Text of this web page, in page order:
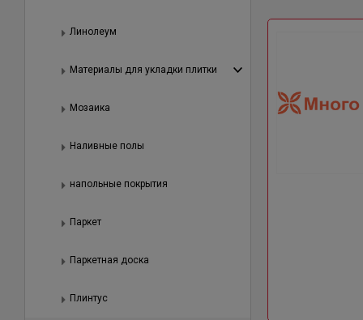
Линолеум
Материалы для укладки плитки
Мозаика
Наливные полы
напольные покрытия
Паркет
Паркетная доска
Плинтус